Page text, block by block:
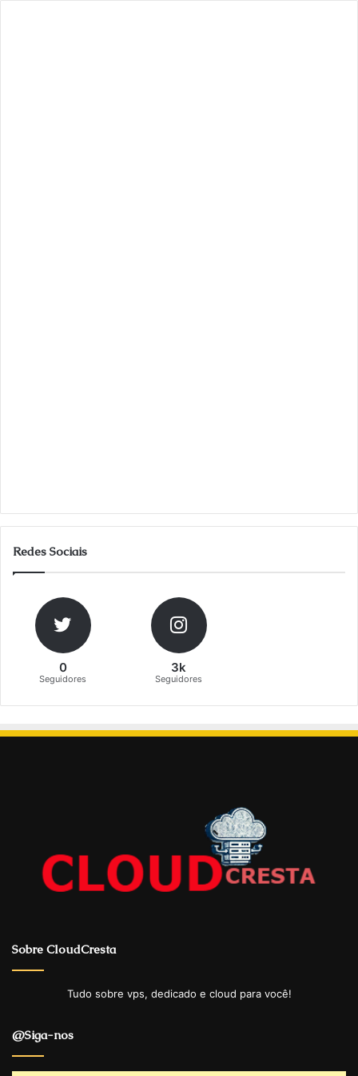
Redes Sociais
0
Seguidores
3k
Seguidores
Sobre CloudCresta
Tudo sobre vps, dedicado e cloud para você!
@Siga-nos